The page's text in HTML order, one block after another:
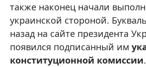
также наконец начали
украинской стороной.
назад на сайте президента
появился подписанный им
конституционной комиссии